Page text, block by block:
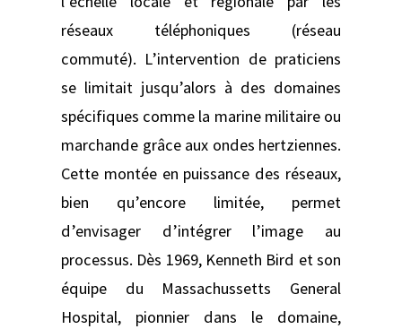
réseaux téléphoniques (réseau
commuté). L’intervention de praticiens
se limitait jusqu’alors à des domaines
spécifiques comme la marine militaire ou
marchande grâce aux ondes hertziennes.
Cette montée en puissance des réseaux,
bien qu’encore limitée, permet
d’envisager d’intégrer l’image au
processus. Dès 1969, Kenneth Bird et son
équipe du Massachussetts General
Hospital, pionnier dans le domaine,